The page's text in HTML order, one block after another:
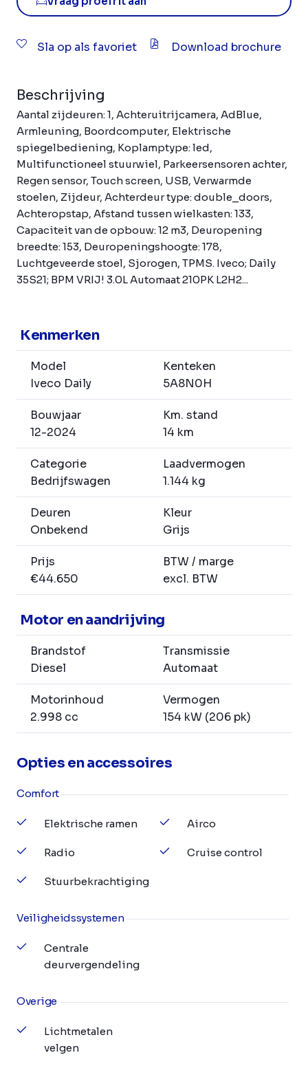
Sla op als favoriet Download brochure
Beschrijving
Aantal zijdeuren: 1, Achteruitrijcamera, AdBlue,
Armleuning, Boordcomputer, Elektrische
spiegelbediening, Koplamptype: led,
Multifunctioneel stuurwiel, Parkeersensoren achter,
Regen sensor, Touch screen, USB, Verwarmde
stoelen, Zijdeur, Achterdeur type: double_doors,
Achteropstap, Afstand tussen wielkasten: 133,
Capaciteit van de opbouw: 12 m3, Deuropening
breedte: 153, Deuropeningshoogte: 178,
Luchtgeveerde stoel, Sjorogen, TPMS. Iveco; Daily
35S21; BPM VRIJ! 3.0L Automaat 210PK L2H2...
Kenmerken
Model
Iveco Daily
Kenteken
5A8N0H
Bouwjaar
12-2024
Km. stand
14 km
Categorie
Bedrijfswagen
Laadvermogen
1.144 kg
Deuren
Onbekend
Kleur
Grijs
Prijs
€44.650
BTW / marge
excl. BTW
Motor en aandrijving
Brandstof
Diesel
Transmissie
Automaat
Motorinhoud
2.998 cc
Vermogen
154 kW (206 pk)
Opties en accessoires
Comfort
Elektrische ramen
Radio
Stuurbekrachtiging
Airco
Cruise control
Veiligheidssystemen
Centrale
deurvergendeling
Overige
Lichtmetalen
velgen